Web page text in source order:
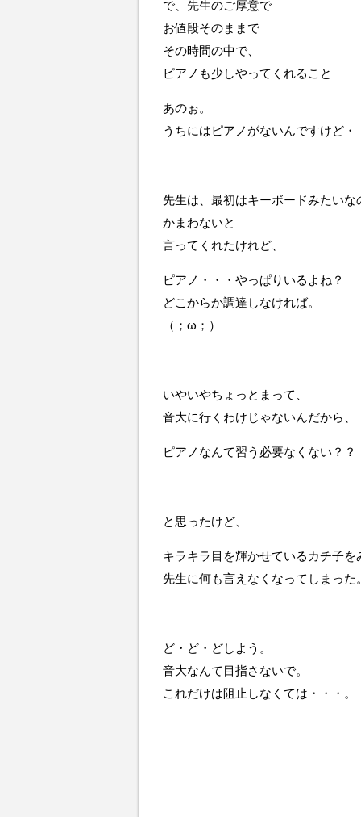
で、先生のご厚意で
お値段そのままで
その時間の中で、
ピアノも少しやってくれること
あのぉ。
うちにはピアノがないんですけど・
先生は、最初はキーボードみたいな
かまわないと
言ってくれたけれど、
ピアノ・・・やっぱりいるよね？
どこからか調達しなければ。
（；ω；）
いやいやちょっとまって、
音大に行くわけじゃないんだから、
ピアノなんて習う必要なくない？？
と思ったけど、
キラキラ目を輝かせているカチ子を
先生に何も言えなくなってしまった。
ど・ど・どしよう。
音大なんて目指さないで。
これだけは阻止しなくては・・・。